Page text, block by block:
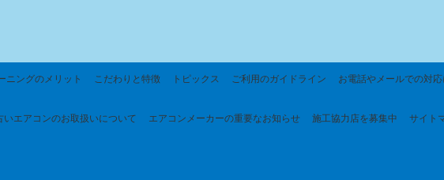
ニングのメリット こだわりと特徴 トピックス ご利用のガイドライン お電話やメールでの対
いエアコンのお取扱いについて エアコンメーカーの重要なお知らせ 施工協力店を募集中 サイト